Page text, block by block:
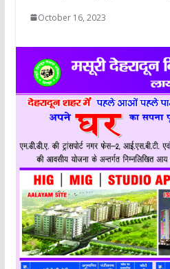
October 16, 2023